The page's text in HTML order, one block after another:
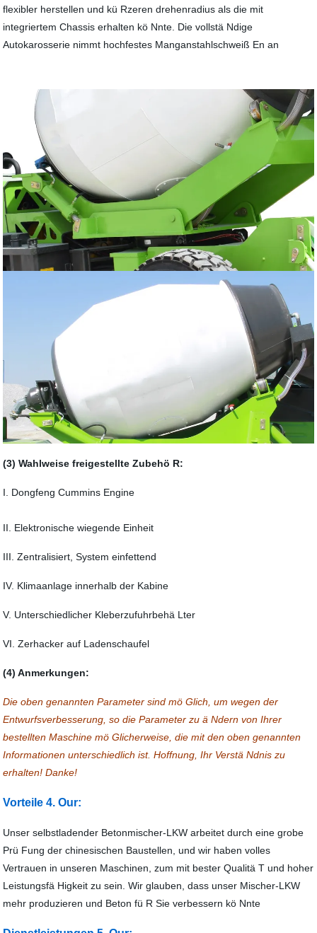
flexibler herstellen und kü Rzeren drehenradius als die mit
integriertem Chassis erhalten kö Nnte. Die vollstä Ndige
Autokarosserie nimmt hochfestes Manganstahlschweiß En an
(3) Wahlweise freigestellte Zubehö R:
I. Dongfeng Cummins Engine
II. Elektronische wiegende Einheit
III. Zentralisiert, System einfettend
IV. Klimaanlage innerhalb der Kabine
V. Unterschiedlicher Kleberzufuhrbehä Lter
VI. Zerhacker auf Ladenschaufel
(4) Anmerkungen:
Die oben genannten Parameter sind mö Glich, um wegen der
Entwurfsverbesserung, so die Parameter zu ä Ndern von Ihrer
bestellten Maschine mö Glicherweise, die mit den oben genannten
Informationen unterschiedlich ist. Hoffnung, Ihr Verstä Ndnis zu
erhalten! Danke!
Vorteile 4. Our:
Unser selbstladender Betonmischer-LKW arbeitet durch eine grobe
Prü Fung der chinesischen Baustellen, und wir haben volles
Vertrauen in unseren Maschinen, zum mit bester Qualitä T und hoher
Leistungsfä Higkeit zu sein. Wir glauben, dass unser Mischer-LKW
mehr produzieren und Beton fü R Sie verbessern kö Nnte